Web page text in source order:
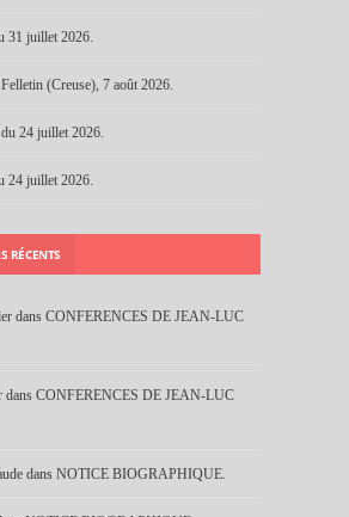
31 juillet 2026.
(Creuse), 7 août 2026.
24 juillet 2026.
24 juillet 2026.
RÉCENTS
dans CONFERENCES DE JEAN-LUC
dans CONFERENCES DE JEAN-LUC
dans NOTICE BIOGRAPHIQUE.